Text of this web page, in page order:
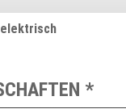
*